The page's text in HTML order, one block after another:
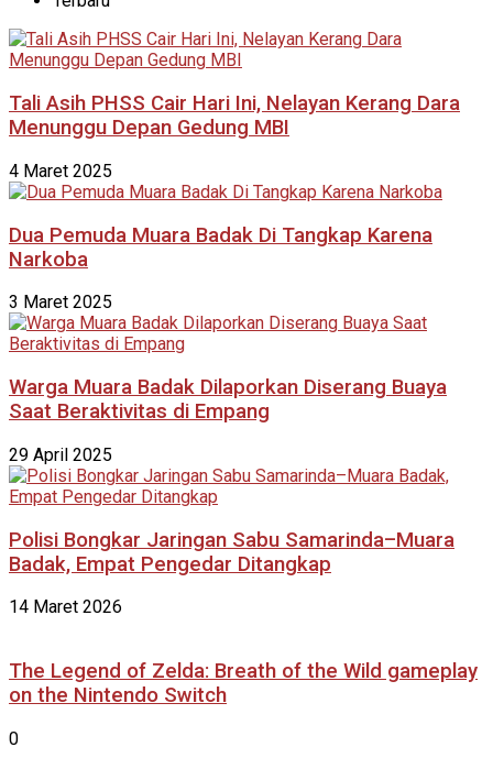
Tali Asih PHSS Cair Hari Ini, Nelayan Kerang Dara
Menunggu Depan Gedung MBI
4 Maret 2025
Dua Pemuda Muara Badak Di Tangkap Karena
Narkoba
3 Maret 2025
Warga Muara Badak Dilaporkan Diserang Buaya
Saat Beraktivitas di Empang
29 April 2025
Polisi Bongkar Jaringan Sabu Samarinda–Muara
Badak, Empat Pengedar Ditangkap
14 Maret 2026
The Legend of Zelda: Breath of the Wild gameplay
on the Nintendo Switch
0